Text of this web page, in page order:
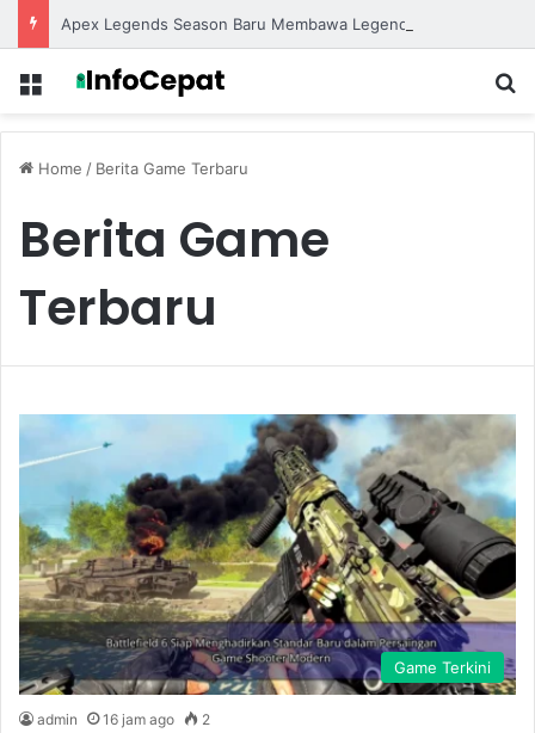
Menu
Home / Berita Game Terbaru
Berita Game
Terbaru
Game Terkini
admin 16 jam ago 2